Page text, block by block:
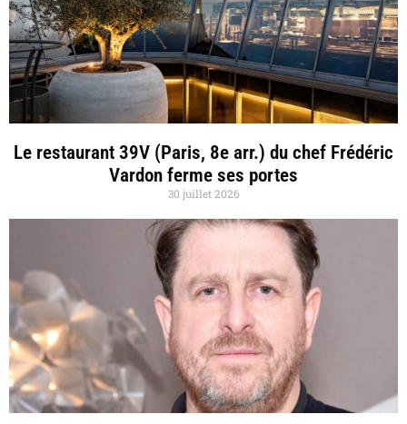
Le restaurant 39V (Paris, 8e arr.) du chef Frédéric
Vardon ferme ses portes
30 juillet 2026